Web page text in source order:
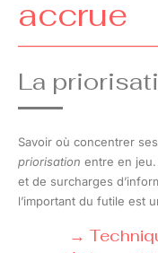
accrue
La
Savoir où concentrer
priorisation entre en
et de surcharges
l’important du futile est